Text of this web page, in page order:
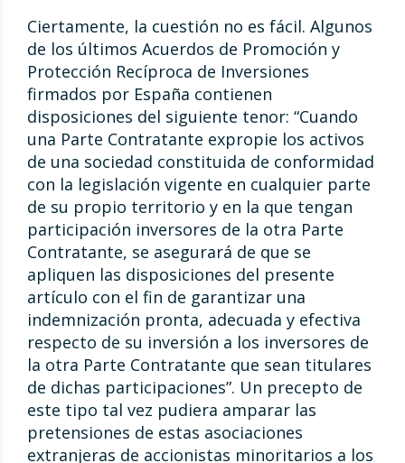
Ciertamente, la cuestión no es fácil. Algunos
de los últimos Acuerdos de Promoción y
Protección Recíproca de Inversiones
firmados por España contienen
disposiciones del siguiente tenor: “Cuando
una Parte Contratante expropie los activos
de una sociedad constituida de conformidad
con la legislación vigente en cualquier parte
de su propio territorio y en la que tengan
participación inversores de la otra Parte
Contratante, se asegurará de que se
apliquen las disposiciones del presente
artículo con el fin de garantizar una
indemnización pronta, adecuada y efectiva
respecto de su inversión a los inversores de
la otra Parte Contratante que sean titulares
de dichas participaciones”. Un precepto de
este tipo tal vez pudiera amparar las
pretensiones de estas asociaciones
extranjeras de accionistas minoritarios a los